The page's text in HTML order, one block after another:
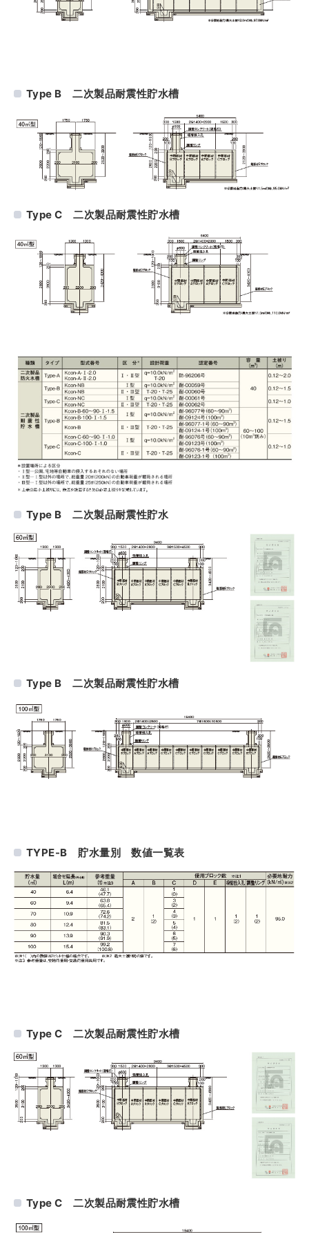
Type B 二次製品耐震性貯水槽
Type C 二次製品耐震性貯水槽
Type B 二次製品耐震性貯水
Type B 二次製品耐震性貯水槽
TYPE-B 貯水量別 数値一覧表
Type C 二次製品耐震性貯水槽
Type C 二次製品耐震性貯水槽